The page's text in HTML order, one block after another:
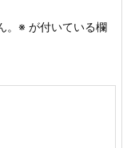
※ が付いている欄